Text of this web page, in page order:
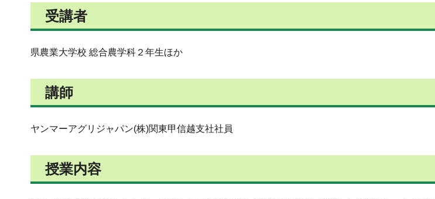
受講者
県農業大学校 総合農学科２年生ほか
講師
ヤンマーアグリジャパン(株)関東甲信越支社社員
授業内容